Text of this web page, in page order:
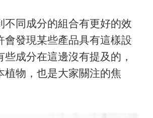
不同成分的組合有更好的效
會發現某些產品具有這樣設
些成分在這邊沒有提及的，
植物，也是大家關注的焦